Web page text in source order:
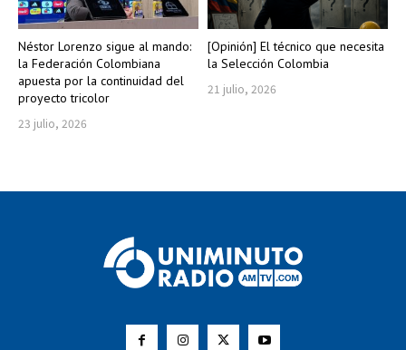
Néstor Lorenzo sigue al mando:
la Federación Colombiana
apuesta por la continuidad del
proyecto tricolor
23 julio, 2026
[Opinión] El técnico que necesita
la Selección Colombia
21 julio, 2026